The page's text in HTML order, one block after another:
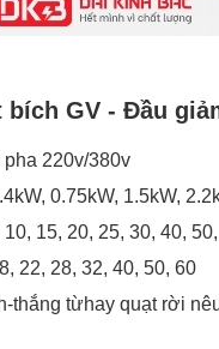
bích GV - Đầu
220v/380v
0.75kW, 1.5kW,
15, 20, 25, 30, 40,
22, 28, 32, 40, 50, 60
thắng từhay quạt rời